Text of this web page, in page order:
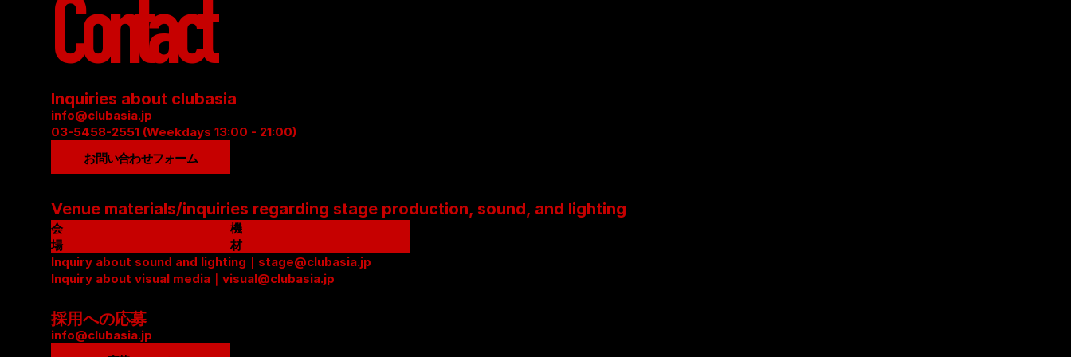
Contact
Inquiries about clubasia
info@clubasia.jp
03-5458-2551 (Weekdays 13:00 - 21:00)
お問い合わせフォーム
Venue materials/inquiries regarding stage production, sound, and lighting
会
場
資
料
P
D
F
機
材
リ
ス
Inquiry about sound and lighting｜stage@clubasia.jp
Inquiry about visual media｜visual@clubasia.jp
採用への応募
info@clubasia.jp